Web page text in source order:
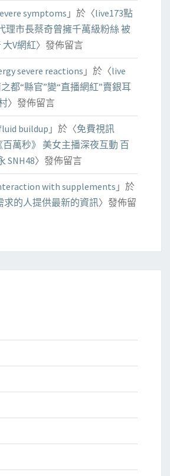
symptoms 」於〈live173點
理市長蔡奇曾擁千萬級粉絲 被
大V網紅〉發佈留言
severe reactions 」於〈live
都“縣官”變“直播網紅”賣銀耳
〉發佈留言
buildup 」於〈免費視訊
百萬秒》 美女主播深夜互動 百
SNH48〉發佈留言
with supplements 」於
求的人提供最新的資訊〉發佈留